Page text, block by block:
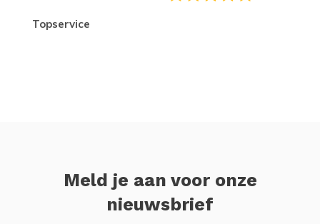
topservice
Meld je aan voor onze
nieuwsbrief